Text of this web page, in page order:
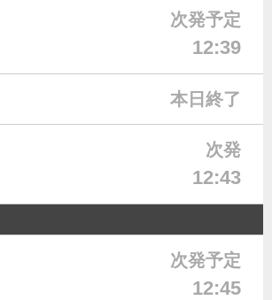
次発予定
12:39
本日終了
次発
12:43
次発予定
12:45